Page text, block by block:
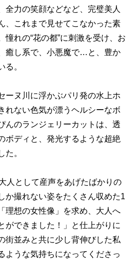
全力の笑顔などなど、完璧美人
、これまで見せてこなかった素
憧れの“花の都”に刺激を受け、お
癒し系で、小悪魔で…と、豊か
る。
ヌ川に浮かぶパリ発の水上ホ
れない色気が漂うヘルシーなボ
んのランジェリーカットは、透
ボディと、発光するような超絶
た。
人として産声をあげたばかりの
か撮れない姿をたくさん収めた1
理想の女性像」を求め、大人へ
ができました！」と仕上がりに
街並みと共に少し背伸びした私
ような気持ちになってくださっ